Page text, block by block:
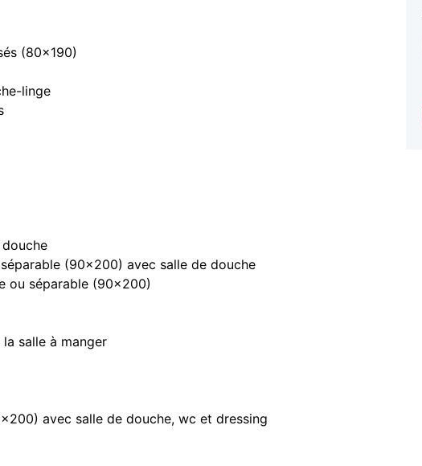
(80x190)
linge
(90x200) avec salle de douche
ou séparable (90x200)
salle à manger
avec salle de douche, wc et dressing